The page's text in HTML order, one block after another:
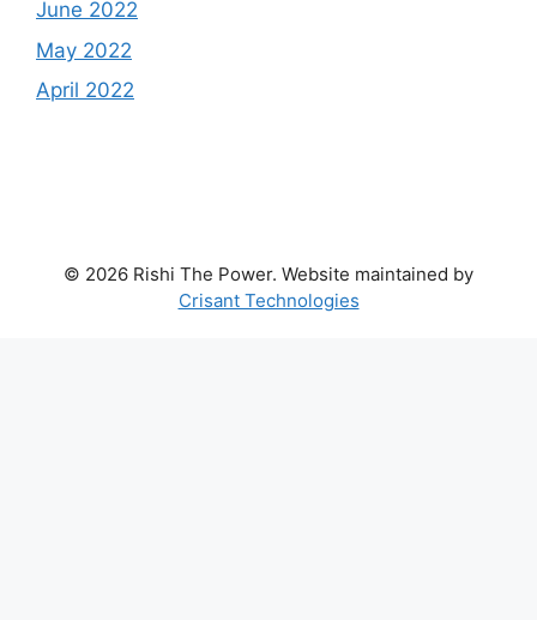
June 2022
May 2022
April 2022
© 2026 Rishi The Power. Website maintained by
Crisant Technologies